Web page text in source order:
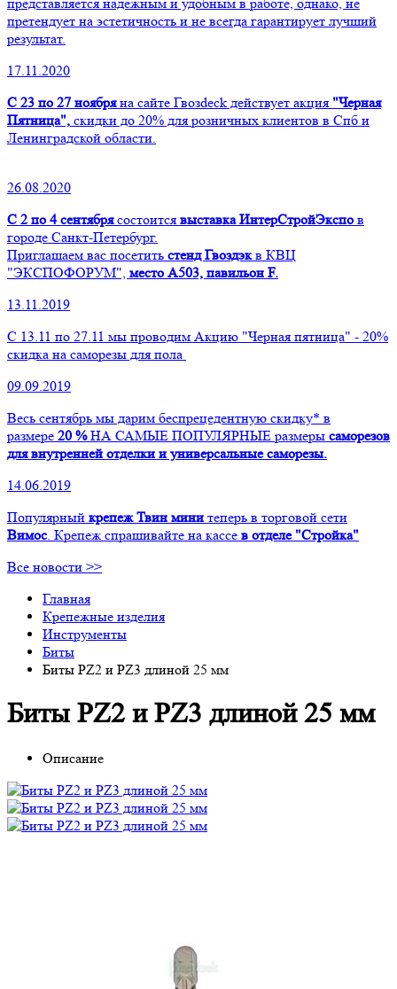
претендует на эстетичность и не всегда гарантирует лучший
результат.
17.11.2020
С 23 по 27 ноябряна сайте Гвозdeck действует акция "Черная
Пятница", скидки до 20% для розничных клиентов в Спб и
Ленинградской области.
26.08.2020
С 2 по 4 сентябрясостоится выставка ИнтерСтройЭкспо в
городе Санкт-Петербург.
Приглашаем вас посетить стенд Гвоздэкв КВЦ
"ЭКСПОФОРУМ", место А503, павильон F.
13.11.2019
С 13.11 по 27.11 мы проводим Акцию "Черная пятница" - 20%
скидка на саморезы для пола
09.09.2019
Весь сентябрь мы дарим беспрецедентную скидку* в
размере 20 %НА САМЫЕ ПОПУЛЯРНЫЕ размеры саморезов
для внутренней отделки и универсальные саморезы.
14.06.2019
Популярный крепеж Твин мини теперь в торговой сети
Вимос. Крепеж спрашивайте на кассе в отделе "Стройка"
Все новости >>
Главная
Крепежные изделия
Инструменты
Биты
Биты PZ2 и PZ3 длиной 25 мм
Биты PZ2 и PZ3 длиной 25 мм
Описание